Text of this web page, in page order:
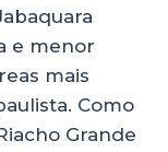
e menor
mais
Como
Grande